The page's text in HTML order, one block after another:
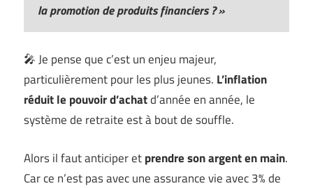
la promotion de produits financiers ?»
🎤 Je pense que c’est un enjeu majeur,
particulièrement pour les plus jeunes. L’inflation
réduit le pouvoir d’achatd’année en année, le
système de retraite est à bout de souffle.
Alors il faut anticiper etprendre son argent en main.
Car ce n’est pas avec une assurance vie avec 3% de